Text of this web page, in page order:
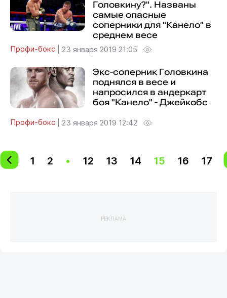
Головкину?". Названы
самые опасные
соперники для "Канело" в
среднем весе
Профи-бокс 23 января 2019 21:05
Экс-соперник Головкина
поднялся в весе и
напросился в андеркарт
боя "Канело" - Джейкобс
Профи-бокс 23 января 2019 12:42
1 2 • 12 13 14 15 16 17
РЕКЛАМА